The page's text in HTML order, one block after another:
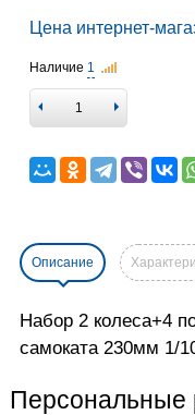
Цена интернет-
Наличие 1
Описание
Набор 2 колеса+4
самоката 230мм 1/
Персональные